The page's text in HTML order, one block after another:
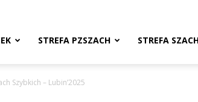
STREFA PZSZACH STREFA
Szybkich – Lubin’2025